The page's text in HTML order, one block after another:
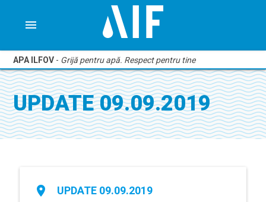
menu
APA ILFOV - Grijă pentru apă. Respect pentru tine
UPDATE 09.09.2019
place UPDATE 09.09.2019